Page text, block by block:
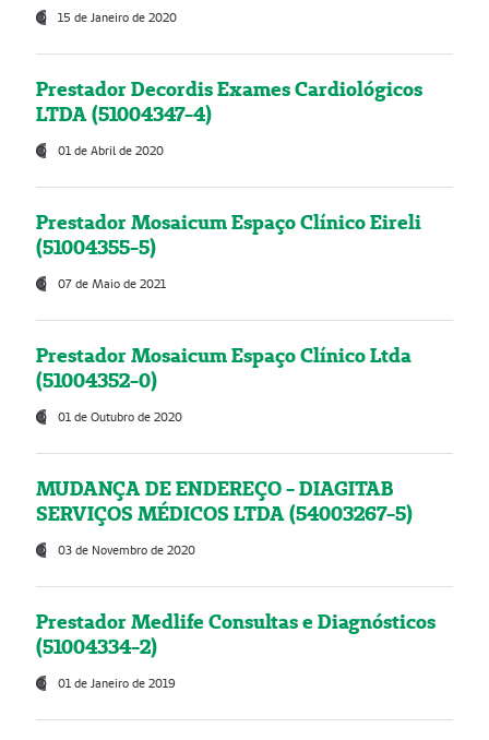
15 de Janeiro de 2020
Prestador Decordis Exames Cardiológicos
LTDA (51004347-4)
01 de Abril de 2020
Prestador Mosaicum Espaço Clínico Eireli
(51004355-5)
07 de Maio de 2021
Prestador Mosaicum Espaço Clínico Ltda
(51004352-0)
01 de Outubro de 2020
MUDANÇA DE ENDEREÇO - DIAGITAB
SERVIÇOS MÉDICOS LTDA (54003267-5)
03 de Novembro de 2020
Prestador Medlife Consultas e Diagnósticos
(51004334-2)
01 de Janeiro de 2019